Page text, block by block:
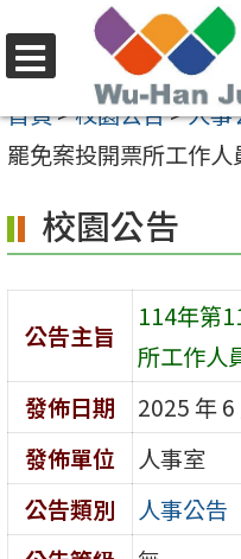
至
要
容
區
選
單
首頁>校園公告>人事
罷免案投開票所工作人
校園公告
公告主旨
114年第
所工作人
發佈日期
2025 年 6
發佈單位
人事室
公告類別
人事公告